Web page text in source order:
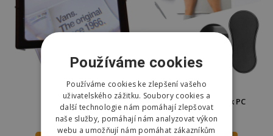
Kapesní lupa
29 Kč
Podpěra předloktí k PC
164 Kč 299 Kč
Používáme cookies
Používáme cookies ke zlepšení vašeho
uživatelského zážitku. Soubory cookies a
další technologie nám pomáhají zlepšovat
naše služby, pomáhají nám analyzovat výkon
webu a umožňují nám pomáhat zákazníkům